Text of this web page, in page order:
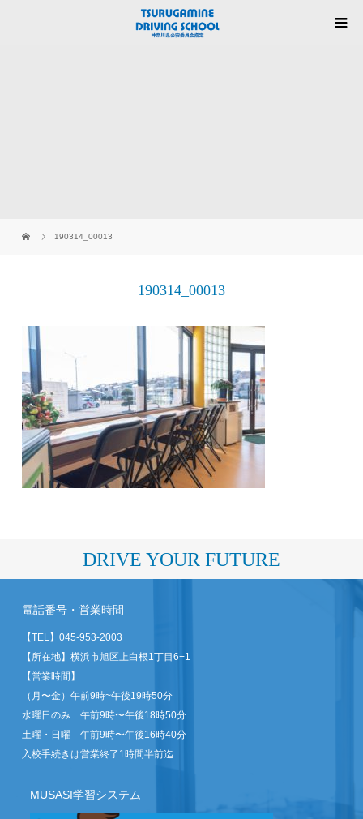
190314_00013
190314_00013
DRIVE YOUR FUTURE
電話番号・営業時間
【TEL】045-953-2003
【所在地】横浜市旭区上白根1丁目6−1
【営業時間】
（月〜金）午前9時~午後19時50分
水曜日のみ 午前9時〜午後18時50分
土曜・日曜 午前9時〜午後16時40分
入校手続きは営業終了1時間半前迄
MUSASI学習システム